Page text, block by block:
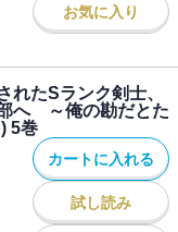
お気に入り
れたSランク剣士、
へ ～俺の勘だとた
5巻
カートに入れる
試し読み